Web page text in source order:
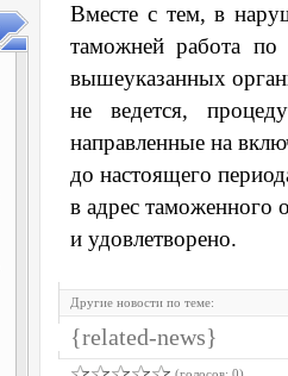
Вместе с тем, в
таможней работа по
вышеуказанных
не ведется,
направленные на
до настоящего
в адрес таможенного
и удовлетворено.
Другие новости по теме:
{related-news}